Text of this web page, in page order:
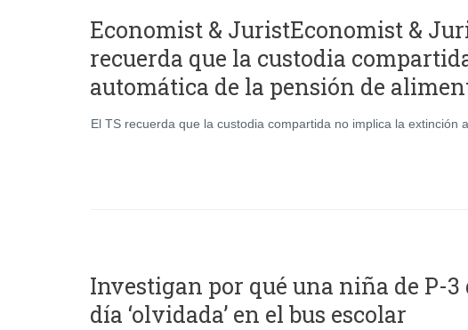
Economist & JuristEconomist &
recuerda que la custodia
automática de la pensión de
El TS recuerda que la custodia compartida no implica la extinción
Investigan por qué una niña de P-3
día ‘olvidada’ en el bus escolar